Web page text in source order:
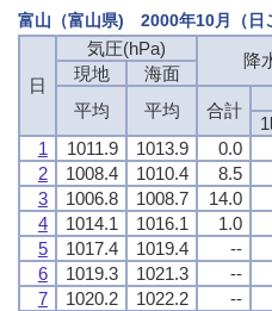
富山（富山県) 2000年10月（
日
気圧(hPa)
降
現地
海面
平均
平均 合計
1
1011.9 1013.9 0.0
2
1008.4 1010.4 8.5
3
1006.8 1008.7 14.0
4
1014.1 1016.1 1.0
5
1017.4 1019.4 --
6
1019.3 1021.3 --
7
1020.2 1022.2 --
日
気圧(hPa)
降
現地
海面
平均
平均 合計
1
1011.9 1013.9 0.0
2
1008.4 1010.4 8.5
3
1006.8 1008.7 14.0
4
1014.1 1016.1 1.0
5
1017.4 1019.4 --
6
1019.3 1021.3 --
7
1020.2 1022.2 --
日
気圧(hPa)
降
現地
海面
平均
平均 合計
1
1011.9 1013.9 0.0
2
1008.4 1010.4 8.5
3
1006.8 1008.7 14.0
4
1014.1 1016.1 1.0
5
1017.4 1019.4 --
6
1019.3 1021.3 --
7
1020.2 1022.2 --
日
気圧(hPa)
降
現地
海面
平均
平均 合計
1
1011.9 1013.9 0.0
2
1008.4 1010.4 8.5
3
1006.8 1008.7 14.0
4
1014.1 1016.1 1.0
5
1017.4 1019.4 --
6
1019.3 1021.3 --
7
1020.2 1022.2 --